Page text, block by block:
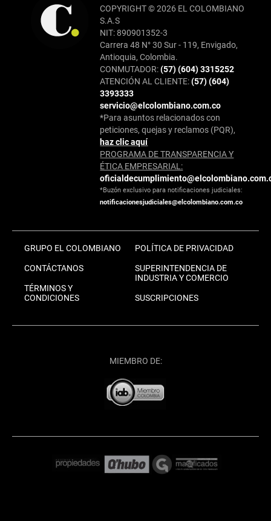
COPYRIGHT © 2026 EL COLOMBIANO
S.A.S
NIT: 890901352-3
Carrera 48 N° 30 Sur - 119, Envigado,
Antioquia, Colombia.
CONMUTADOR:(57) (604) 3315252
ATENCIÓN AL CLIENTE:(57) (604)
3393333
servicio@elcolombiano.com.co
*Para asuntos relacionados con
peticiones, quejas y reclamos (PQR),
haz clic aquí
PROGRAMA DE TRANSPARENCIA Y
ÉTICA EMPRESARIAL:
*Buzón exclusivo para notificaciones judiciales:
notificacionesjudiciales@elcolombiano.com.co
GRUPO EL COLOMBIANO
CONTÁCTANOS
TÉRMINOS Y
CONDICIONES
POLÍTICA DE PRIVACIDAD
SUPERINTENDENCIA DE
INDUSTRIA Y COMERCIO
SUSCRIPCIONES
MIEMBRO DE: